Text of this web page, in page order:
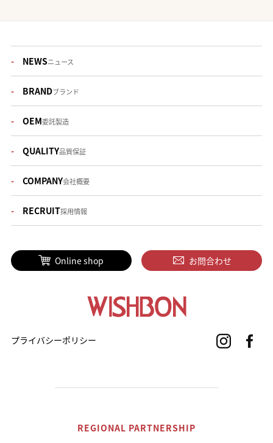
NEWSニュース
BRANDブランド
OEM委託製造
QUALITY品質保証
COMPANY会社概要
RECRUIT採用情報
Online shop お問合わせ
プライバシーポリシー
REGIONAL PARTNERSHIP